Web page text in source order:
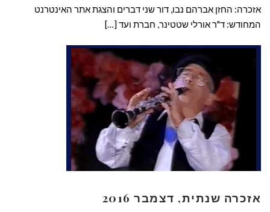
אזכרה: החזן אברהם נבו, דור שני דברים והצגת אתר האינטרנט
המחודש: ד"ר אורלי שטטינר, חברת ועד […]
קרא עוד ←
אזכרה שנתית, דצמבר 2016